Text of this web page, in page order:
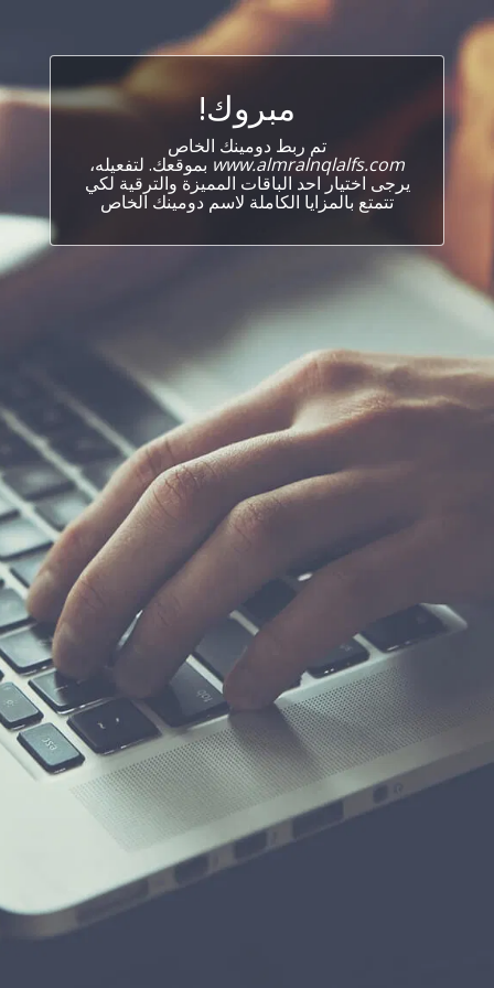
مبروك!
تم ربط دومينك الخاص
www.almralnqlalfs.com بموقعك. لتفعيله،
يرجى اختيار احد الباقات المميزة والترقية لكي
تتمتع بالمزايا الكاملة لاسم دومينك الخاص